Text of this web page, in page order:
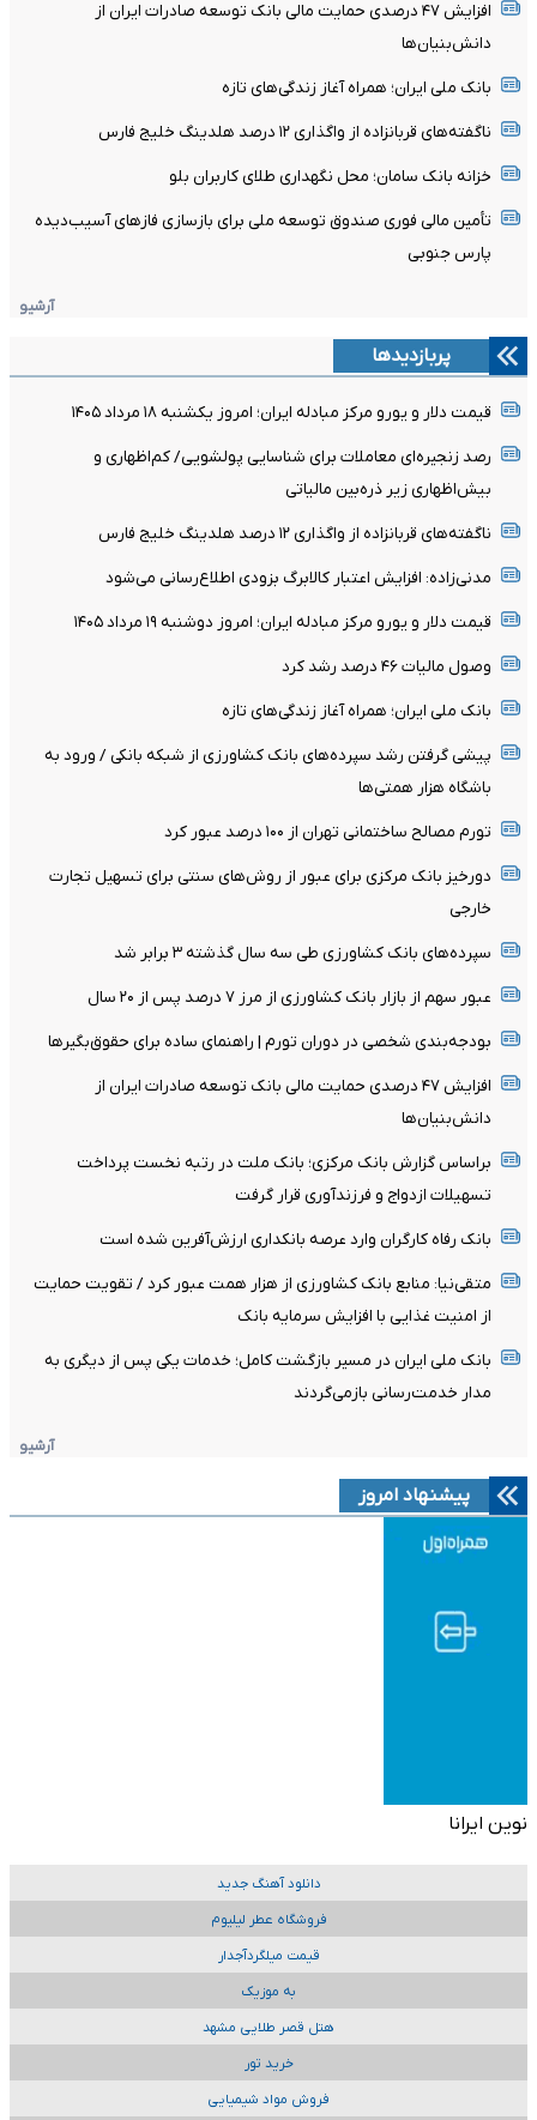
افزایش ۴۷ درصدی حمایت مالی بانک توسعه صادرات ایران از
دانش‌بنیان‌ها
بانک ملی ایران؛ همراه آغاز زندگی‌های تازه
ناگفته‌های قربانزاده از واگذاری ۱۲ درصد هلدینگ خلیج فارس
خزانه بانک سامان؛ محل نگهداری طلای کاربران بلو
تأمین مالی فوری صندوق توسعه ملی برای بازسازی فازهای آسیب‌دیده
پارس جنوبی
آرشیو
پربازدیدها
قیمت دلار و یورو مرکز مبادله ایران؛ امروز یکشنبه ۱۸ مرداد ۱۴۰۵
رصد زنجیره‌ای معاملات برای شناسایی پولشویی/ کم‌اظهاری و
بیش‌اظهاری زیر ذره‌بین مالیاتی
ناگفته‌های قربانزاده از واگذاری ۱۲ درصد هلدینگ خلیج فارس
مدنی‌زاده: افزایش اعتبار کالابرگ بزودی اطلاع‌رسانی می‌شود
قیمت دلار و یورو مرکز مبادله ایران؛ امروز دوشنبه ۱۹ مرداد ۱۴۰۵
وصول مالیات ۴۶ درصد رشد کرد
بانک ملی ایران؛ همراه آغاز زندگی‌های تازه
پیشی گرفتن رشد سپرده‌های بانک کشاورزی از شبکه بانکی / ورود به
باشگاه هزار همتی‌ها
تورم مصالح ساختمانی تهران از ۱۰۰ درصد عبور کرد
دورخیز بانک مرکزی برای عبور از روش‌های سنتی برای تسهیل تجارت
خارجی
سپرده‌های بانک کشاورزی طی سه سال گذشته ۳ برابر شد
عبور سهم از بازار بانک کشاورزی از مرز ۷ درصد پس از ۲۰ سال
بودجه‌بندی شخصی در دوران تورم | راهنمای ساده برای حقوق‌بگیرها
افزایش ۴۷ درصدی حمایت مالی بانک توسعه صادرات ایران از
دانش‌بنیان‌ها
براساس گزارش بانک مرکزی؛ بانک ملت در رتبه نخست پرداخت
تسهیلات ازدواج و فرزندآوری قرار گرفت
بانک رفاه کارگران وارد عرصه بانکداری ارزش‌آفرین شده است
متقی‌نیا: منابع بانک کشاورزی از هزار همت عبور کرد / تقویت حمایت
از امنیت غذایی با افزایش سرمایه بانک
بانک ملی ایران در مسیر بازگشت کامل؛ خدمات یکی پس از دیگری به
مدار خدمت‌رسانی بازمی‌گردند
آرشیو
پیشنهاد امروز
نوین ایرانا
دانلود آهنگ جدید
فروشگاه عطر لیلیوم
قیمت میلگردآجدار
به موزیک
هتل قصر طلایی مشهد
خرید تور
فروش مواد شیمیایی